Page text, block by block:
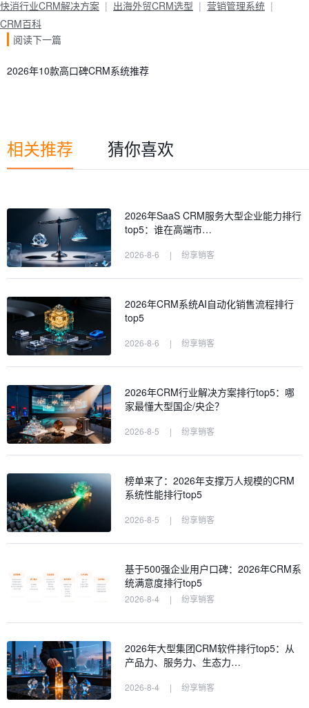
快消行业CRM解决方案
出海外贸CRM选型
营销管理系统
CRM百科
阅读下一篇
2026年10款高口碑CRM系统推荐
相关推荐 猜你喜欢
2026年SaaS CRM服务大型企业能力排行
top5：谁在高端市…
2026-8-6 | 纷享销客
2026年CRM系统AI自动化销售流程排行
top5
2026-8-6 | 纷享销客
2026年CRM行业解决方案排行top5：哪
家最懂大型国企/央企？
2026-8-5 | 纷享销客
榜单来了：2026年支撑万人规模的CRM
系统性能排行top5
2026-8-5 | 纷享销客
基于500强企业用户口碑：2026年CRM系
统满意度排行top5
2026-8-4 | 纷享销客
2026年大型集团CRM软件排行top5：从
产品力、服务力、生态力…
2026-8-4 | 纷享销客